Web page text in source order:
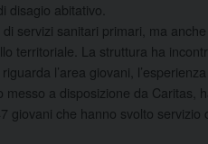
disagio abitativo.
servizi sanitari primari, ma anche
territoriale. La struttura ha
l’area giovani, l’esperienza
a disposizione da Caritas,
giovani che hanno svolto servizio